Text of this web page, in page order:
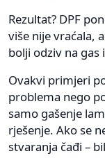
Rezultat? DPF
više nije vraćala,
bolji odziv na
Ovakvi primjeri
problema nego
samo gašenje
rješenje. Ako se
stvaranja čađi –